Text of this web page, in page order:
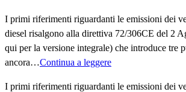
I primi riferimenti riguardanti le emissioni dei
diesel risalgono alla direttiva 72/306CE del 2
qui per la versione integrale) che introduce tre
ancora…Continua a leggere
I primi riferimenti riguardanti le emissioni dei